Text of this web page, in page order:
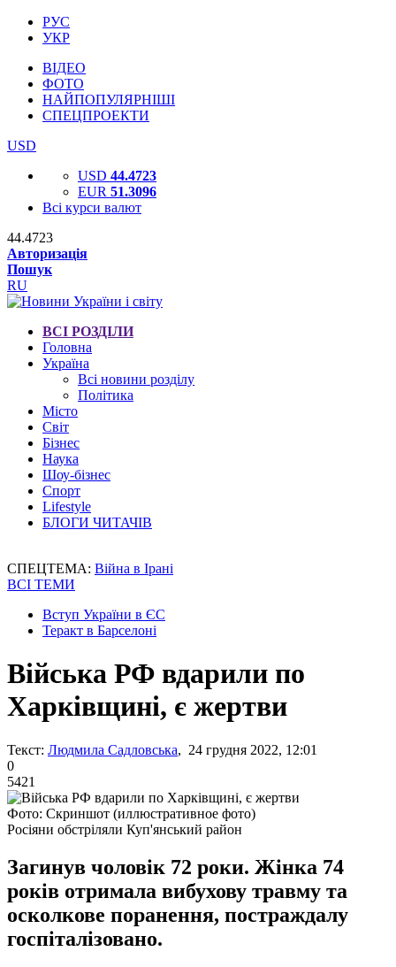
РУС
УКР
ВІДЕО
ФОТО
НАЙПОПУЛЯРНІШІ
СПЕЦПРОЕКТИ
USD
USD 44.4723
EUR 51.3096
Всі курси валют
44.4723
Авторизація
Пошук
RU
ВСІ РОЗДІЛИ
Головна
Україна
Всі новини розділу
Політика
Місто
Світ
Бізнес
Наука
Шоу-бізнес
Спорт
Lifestyle
БЛОГИ ЧИТАЧІВ
СПЕЦТЕМА: Війна в Ірані
ВСІ ТЕМИ
Вступ України в ЄС
Теракт в Барселоні
Війська РФ вдарили по
Харківщині, є жертви
Текст: Людмила Садловська, 24 грудня 2022, 12:01
0
5421
Фото: Скриншот (иллюстративное фото)
Росіяни обстріляли Куп'янський район
Загинув чоловік 72 роки. Жінка 74
років отримала вибухову травму та
осколкове поранення, постраждалу
госпіталізовано.